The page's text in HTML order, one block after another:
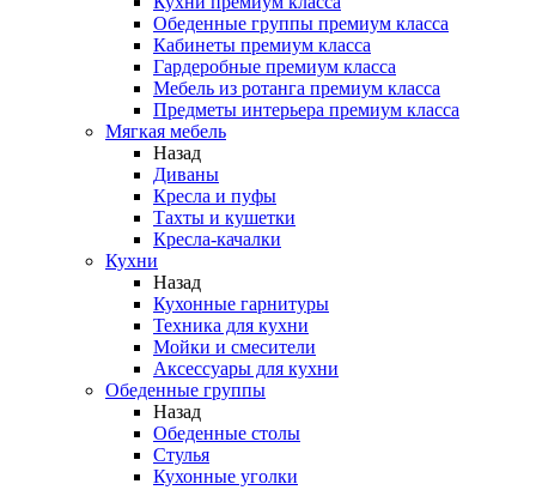
Обеденные группы премиум класса
Кабинеты премиум класса
Гардеробные премиум класса
Мебель из ротанга премиум класса
Предметы интерьера премиум класса
Мягкая мебель
Назад
Диваны
Кресла и пуфы
Тахты и кушетки
Кресла-качалки
Кухни
Назад
Кухонные гарнитуры
Техника для кухни
Мойки и смесители
Аксессуары для кухни
Обеденные группы
Назад
Обеденные столы
Стулья
Кухонные уголки